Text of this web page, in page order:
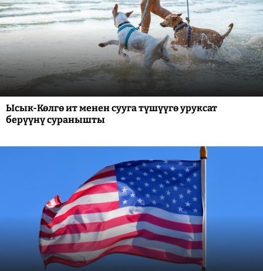
Ысык-Көлгө ит менен сууга түшүүгө уруксат
берүүнү суранышты